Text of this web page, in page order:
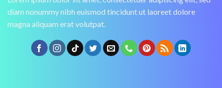
diam nonummy nibh euismod tincidunt ut laoreet dolore
magna aliquam erat volutpat.